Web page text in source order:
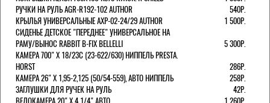
РУЧКИ НА РУЛЬ AGR-R192-102 AUTHOR
540Р.
КРЫЛЬЯ УНИВЕРСАЛЬНЫЕ AXP-02-24/29 AUTHOR
1 500Р.
СИДЕНЬЕ ДЕТСКОЕ "ПЕРЕДНЕЕ" УНИВЕРСАЛЬНОЕ НА
РАМУ/ВЫНОС RABBIT B-FIX BELLELLI
5 300Р.
КАМЕРА 700" Х 18/23C (23-622/630) НИППЕЛЬ PRESTA.
HORST
286Р.
КАМЕРА 26" X 1,95-2,125 (50/54-559), АВТО НИППЕЛЬ
258Р.
ЗАГЛУШКИ ДЛЯ РУЧЕК НА РУЛЬ
42Р.
ВЕЛОКАМЕРА 20" Х 4 1/4" АВТО
1 260Р.